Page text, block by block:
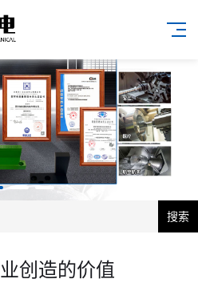
搜索
创造的价值